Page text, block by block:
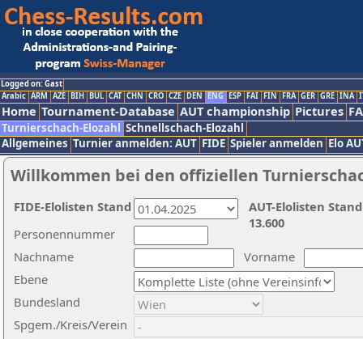
Logged on: Gast
Arabic ARM AZE BIH BUL CAT CHN CRO CZE DEN ENG ESP FAI FIN FRA GER GRE INA
Home Tournament-Database AUT championship Pictures
Turnierschach-Elozahl Schnellschach-Elozahl
Allgemeines Turnier anmelden: AUT FIDE Spieler anmelden Elo
Willkommen bei den offiziellen
Nachname
Vorname
Ebene
Personennummer
Bundesland
Spgem./Kreis/Verein
AUT-Elolisten
13.600
FIDE-Elolisten Stand